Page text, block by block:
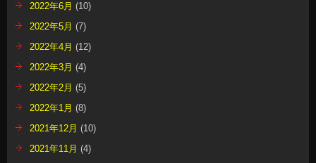
2022年6月 (10)
2022年5月 (7)
2022年4月 (12)
2022年3月 (4)
2022年2月 (5)
2022年1月 (8)
2021年12月 (10)
2021年11月 (4)